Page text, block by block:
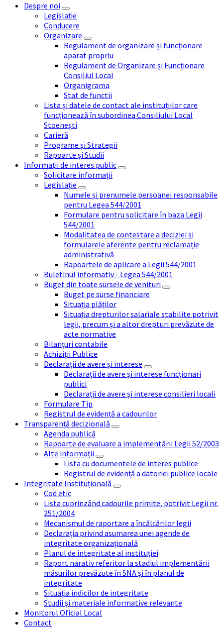
Despre noi
Legislație
Conducere
Organizare
Regulament de organizare și funcționare
aparat propriu
Regulament de Organizare și Funcționare
Consiliul Local
Organigrama
Stat de functii
Lista și datele de contact ale instituțiilor care
funcționează în subordinea Consiliului Local
Stoenești
Carieră
Programe și Strategii
Rapoarte și Studii
Informații de interes public
Solicitare informații
Legislație
Numele și prenumele persoanei responsabile
pentru Legea 544/2001
Formulare pentru solicitare în baza Legii
544/2001
Modalitatea de contestare a deciziei și
formularele aferente pentru reclamație
administrativă
Rapoartele de aplicare a Legii 544/2001
Buletinul informativ - Legea 544/2001
Buget din toate sursele de venituri
Buget pe surse financiare
Situația plăților
Situația drepturilor salariale stabilite potrivit
legii, precum și a altor drepturi prevăzute de
acte normative
Bilanțuri contabile
Achiziții Publice
Declarații de avere și interese
Declarații de avere și interese funcționari
publici
Declarații de avere și interese consilieri locali
Formulare Tip
Registrul de evidență a cadourilor
Transparență decizională
Agenda publică
Rapoarte de evaluare a implementării Legii 52/2003
Alte informații
Lista cu documentele de interes publice
Registrul de evidență a datoriei publice locale
Integritate Instituțională
Cod etic
Lista cuprinzând cadourile primite, potrivit Legii nr.
251/2004
Mecanismul de raportare a încălcărilor legii
Declarația privind asumarea unei agende de
integritate organizațională
Planul de integritate al instituției
Raport narativ referitor la stadiul implementării
măsurilor prevăzute în SNA și în planul de
integritate
Situația indicilor de integritate
Studii și materiale informative relevante
Monitorul Oficial Local
Contact